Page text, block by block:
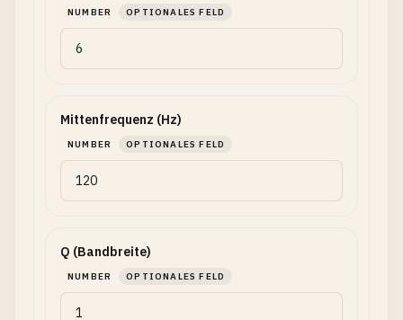
NUMBER OPTIONALES FELD
Mittenfrequenz (Hz)
NUMBER OPTIONALES FELD
Q (Bandbreite)
NUMBER OPTIONALES FELD